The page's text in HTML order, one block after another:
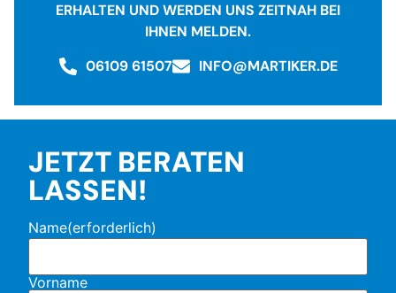
ERHALTEN UND WERDEN UNS ZEITNAH BEI
IHNEN MELDEN.
06109 61507
INFO@MARTIKER.DE
JETZT BERATEN
LASSEN!
Name(erforderlich)
Vorname